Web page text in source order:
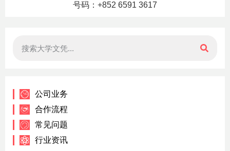
号码：+852 6591 3617
公司业务
合作流程
常见问题
行业资讯